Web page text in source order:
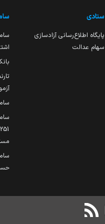
ستادی
پایگاه اطلاع‌رسانی آزادسازی
سهام عدالت